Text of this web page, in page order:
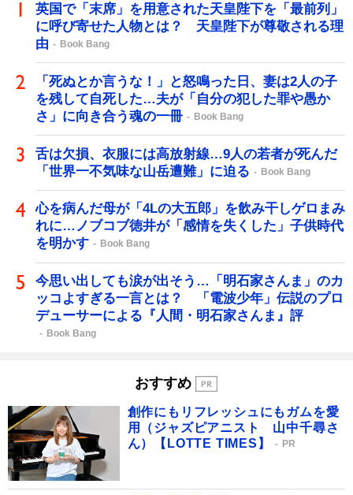
英国で「末席」を用意された天皇陛下を「最前列」
に呼び寄せた人物とは？ 天皇陛下が尊敬される理
由
Book Bang
「死ぬとか言うな！」と怒鳴った日、妻は2人の子
を残して自死した…夫が「自分の犯した罪や愚か
さ」に向き合う魂の一冊
Book Bang
舌は欠損、衣服には高放射線…9人の若者が死んだ
「世界一不気味な山岳遭難」に迫る
Book Bang
心を病んだ母が「4Lの大五郎」を飲み干しゲロまみ
れに…ノブコブ徳井が「感情を失くした」子供時代
を明かす
Book Bang
今思い出しても涙が出そう…「明石家さんま」のカ
ッコよすぎる一言とは？ 「電波少年」伝説のプロ
デューサーによる『人間・明石家さんま』評
Book Bang
おすすめ
創作にもリフレッシュにもガムを愛
用（ジャズピアニスト 山中千尋さ
ん）【LOTTE TIMES】
PR